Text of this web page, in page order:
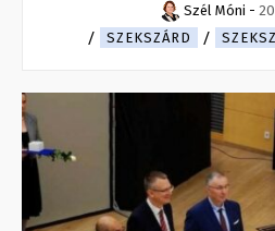
Szél Móni -
SZEKSZÁRD